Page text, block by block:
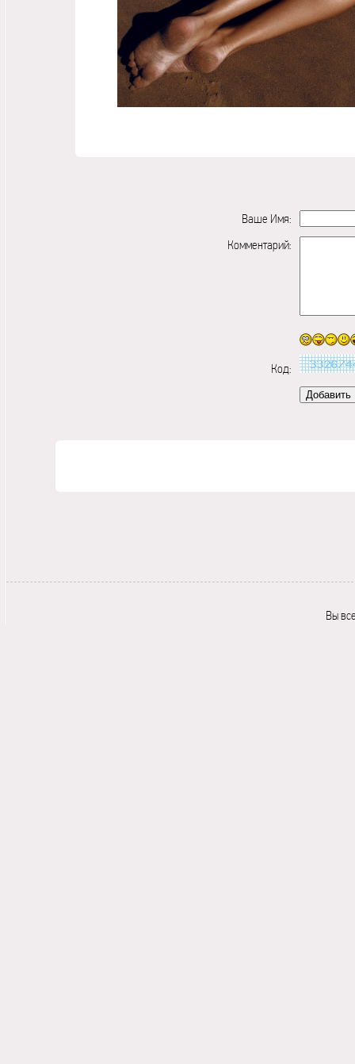
Ваше Имя:
Комментарий:
Код:
Вы